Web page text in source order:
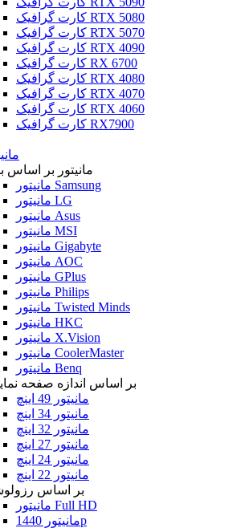
کارت گرافیک RTX 5080
کارت گرافیک RTX 5070
کارت گرافیک RTX 4090
کارت گرافیک RX 6700
کارت گرافیک RTX 4080
کارت گرافیک RTX 4070
کارت گرافیک RTX 4060
کارت گرافیک RX7900
مانیتور بر اساس
مانیتور Samsung
مانیتور LG
مانیتور Asus
مانیتور MSI
مانیتور Gigabyte
مانیتور AOC
مانیتور GPlus
مانیتور Philips
مانیتور Twisted Minds
مانیتور HKC
مانیتور X.Vision
مانیتور CoolerMaster
مانیتور Benq
بر اساس اندازه صفحه
مانیتور 49 اینچ
مانیتور 34 اینچ
مانیتور 32 اینچ
مانیتور 27 اینچ
مانیتور 24 اینچ
مانیتور 22 اینچ
بر اساس
مانیتور Full HD
مانیتور 1440p